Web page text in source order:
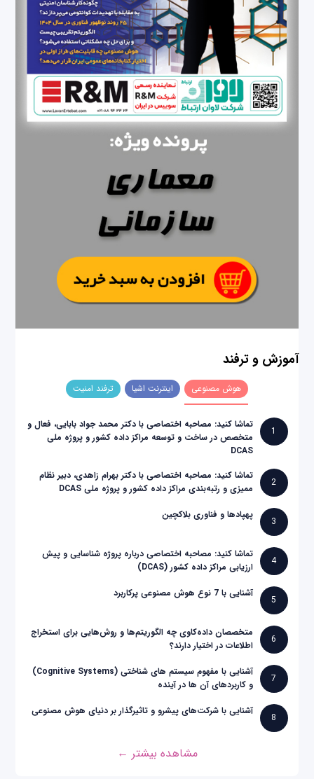
آموزش و ترفند
هوش مصنوعی اینترنت اشیا ترفند امنیت
1
تماشا کنید: مصاحبه اختصاصی با دکتر محمد جواد بابایی، فعال و
متخصص در ساخت و توسعه مراکز داده کشور و پروژه ملی
DCAS
2
تماشا کنید: مصاحبه اختصاصی با دکتر بهرام زاهدی، دبیر نظام
ممیزی و رتبه‌بندی مراکز داده کشور و پروژه ملی DCAS
3
پهپادها و فناوری بلاکچین
4
تماشا کنید: مصاحبه اختصاصی درباره پروژه شناسایی و پیش
ارزیابی مراکز داده کشور (DCAS)
5
آشنایی با 7 نوع هوش مصنوعی پرکاربرد
6
متخصصان داده‌کاوی چه الگوریتم‌ها و روش‌هایی برای استخراج
اطلاعات در اختیار دارند؟
7
آشنایی با مفهوم سیستم های شناختی (Cognitive Systems)
و کاربردهای آن ها در آینده
8
آشنایی با شرکت‌های پیشرو و تاثیرگذار بر دنیای هوش مصنوعی
مشاهده بیشتر ←